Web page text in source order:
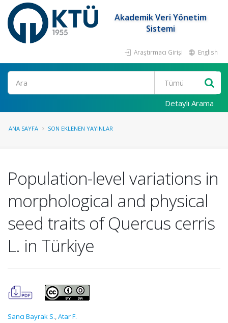
Akademik Veri Yönetim
Sistemi
Araştırmacı Girişi English
Ara
Detaylı Arama
ANA SAYFA SON EKLENEN YAYINLAR
Population-level variations in
morphological and physical
seed traits of Quercus cerris
L. in Türkiye
Sancı Bayrak S.,Atar F.